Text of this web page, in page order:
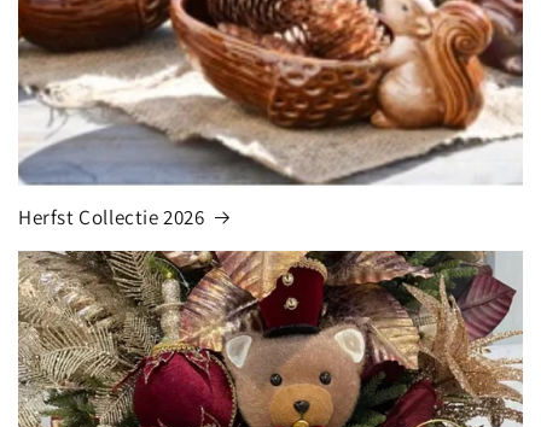
Herfst Collectie 2026